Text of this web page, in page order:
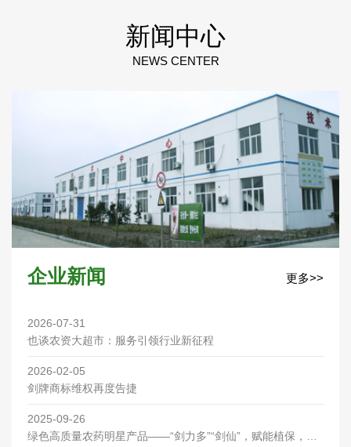
新闻中心
NEWS CENTER
企业新闻 更多>>
2026-07-31
也谈农资大超市：服务引领行业新征程
2026-02-05
剑牌商标维权再度告捷
2025-09-26
绿色高质量农药明星产品——“剑力多”“剑仙”，赋能植保，优